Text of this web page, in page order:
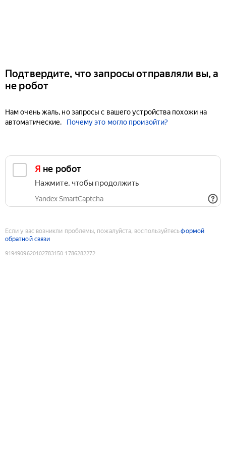
Подтвердите, что запросы отправляли вы, а
не робот
Нам очень жаль, но запросы с вашего устройства похожи на
автоматические.
Почему это могло произойти?
Я не робот
Нажмите, чтобы продолжить
Yandex SmartCaptcha
Если у вас возникли проблемы, пожалуйста, воспользуйтесьформой
обратной связи
9194909620102783150:1786282272